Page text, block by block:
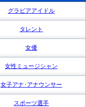
グラビアアイドル
タレント
女優
女性ミュージシャン
女子アナ･アナウンサー
スポーツ選手